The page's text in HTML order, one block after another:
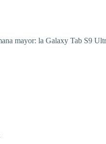
mayor: la Galaxy Tab S9